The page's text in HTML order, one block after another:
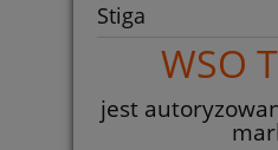
Stiga
WSO
jest